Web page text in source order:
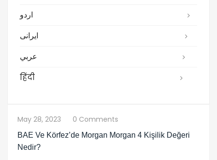
اردو
ایرانی
عربي
हिंदी
May 28, 2023 0 Comments
BAE Ve Körfez’de Morgan Morgan 4 Kişilik Değeri
Nedir?